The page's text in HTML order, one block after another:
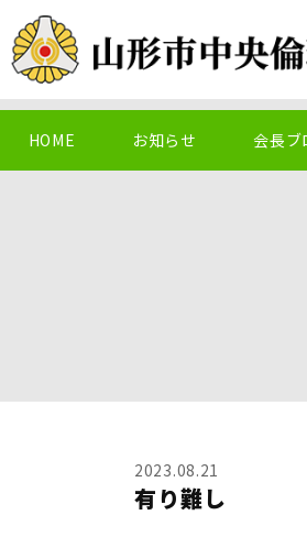
HOME お知らせ 会長ブ
2023.08.21
有り難し